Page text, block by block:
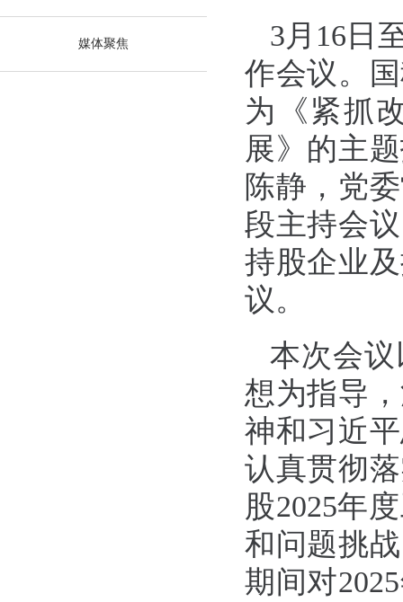
媒体聚焦
3月16日
作会议。
为《紧抓
展》的主
陈静，党
段主持会
持股企业
议。
本次会
想为指导
神和习近
认真贯彻
股2025年
和问题挑
期间对